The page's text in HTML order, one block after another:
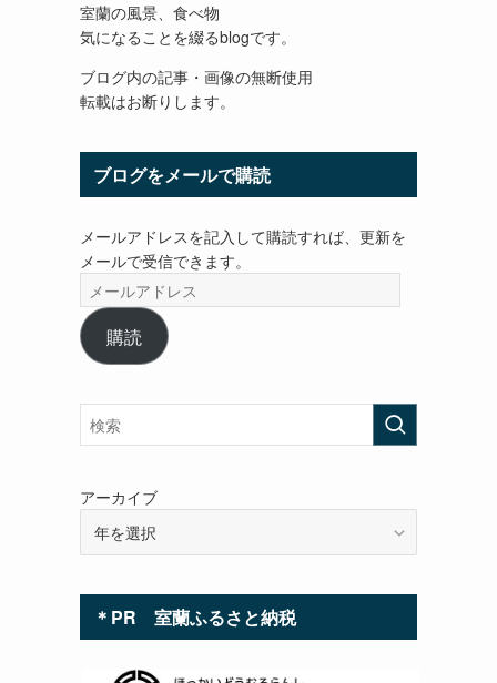
室蘭の風景、食べ物
気になることを綴るblogです。
ブログ内の記事・画像の無断使用
転載はお断りします。
ブログをメールで購読
メールアドレスを記入して購読すれば、更新を
メールで受信できます。
ー
ル
ア
レ
ス
購読
アーカイブ
＊PR 室蘭ふるさと納税